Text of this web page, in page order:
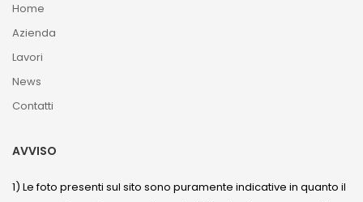
Home
Azienda
Lavori
News
Contatti
AVVISO
1) Le foto presenti sul sito sono puramente indicative in quanto il